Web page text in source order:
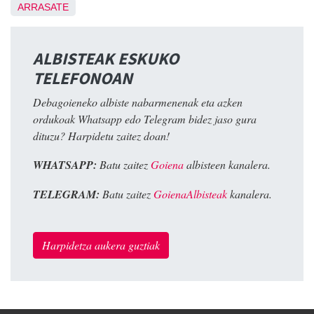
ARRASATE
ALBISTEAK ESKUKO
TELEFONOAN
Debagoieneko albiste nabarmenenak eta azken
ordukoak Whatsapp edo Telegram bidez jaso gura
dituzu? Harpidetu zaitez doan!
WHATSAPP: Batu zaitezGoienaalbisteen kanalera.
TELEGRAM: Batu zaitezGoienaAlbisteakkanalera.
Harpidetza aukera guztiak